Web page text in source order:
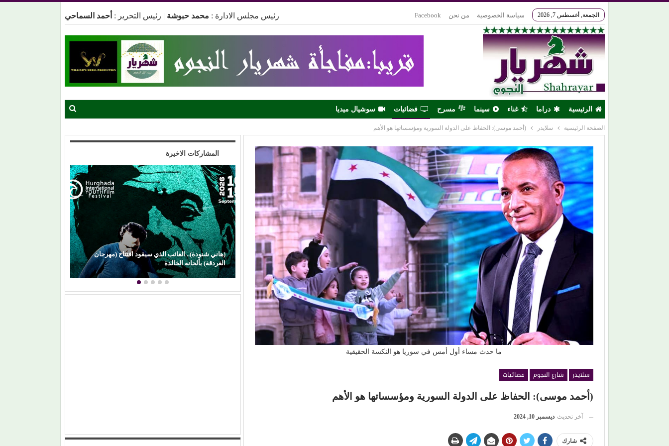
الجمعة, أغسطس 7, 2026 سياسة الخصوصية من نحن Facebook رئيس مجلس الادارة : محمد حبوشة | رئيس التحرير : أحمد السماحي
الرئيسية دراما غناء سينما مسرح فضائيات سوشيال ميديا
الصفحة الرئيسية سلايدر (أحمد موسى): الحفاظ على الدولة السورية ومؤسساتها هو الأهم
ما حدث مساء أول أمس في سوريا هو النكسة الحقيقية
سلايدر شارع النجوم
فضائيات
(أحمد موسى): الحفاظ على الدولة السورية ومؤسساتها هو الأهم
آخر تحديث ديسمبر 10, 2024
شارك
المشاركات الاخيرة
(هاني شنودة).. الغائب الذي سيقود افتتاح (مهرجان
الغردقة) بألحانه الخالدة
حين ماتت الحكاية.. الفن المصري يفقد قدرته على
صناعة الهوية الوطنية (1)